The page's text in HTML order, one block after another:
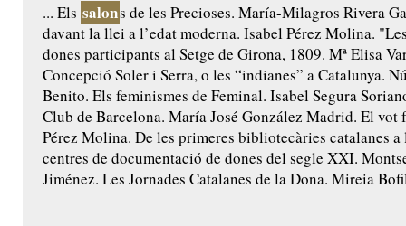
... Els salons de les Precioses. María-Milagros Rivera
davant la llei a l’edat moderna. Isabel Pérez Molina.
dones participants al Setge de Girona, 1809. Mª Elisa
Concepció Soler i Serra, o les “indianes” a Catalunya.
Benito. Els feminismes de Feminal. Isabel Segura
Club de Barcelona. María José González Madrid. El vot
Pérez Molina. De les primeres bibliotecàries catalanes
centres de documentació de dones del segle XXI.
Jiménez. Les Jornades Catalanes de la Dona. Mireia